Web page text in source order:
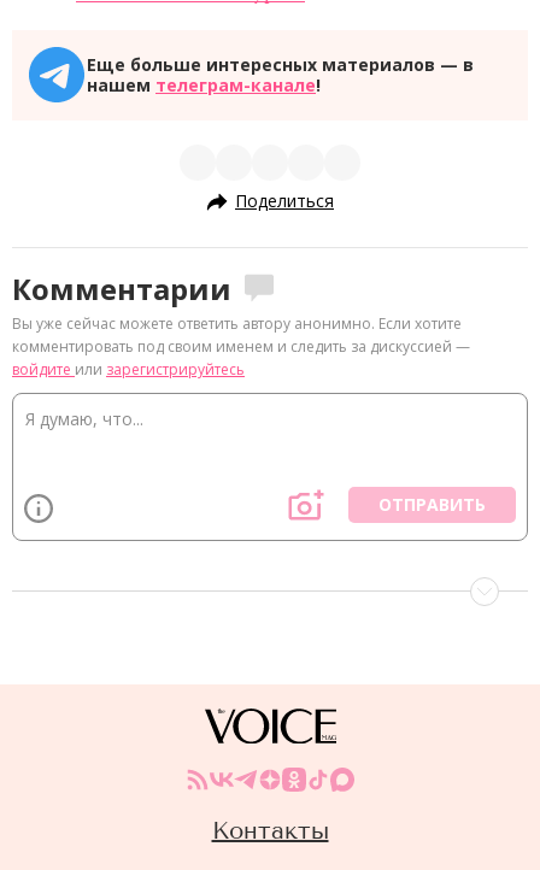
Еще больше интересных материалов — в
нашем телеграм-канале!
Поделиться
Комментарии
Вы уже сейчас можете ответить автору анонимно. Если хотите
комментировать под своим именем и следить за дискуссией —
войдите или зарегистрируйтесь
ОТПРАВИТЬ
Контакты